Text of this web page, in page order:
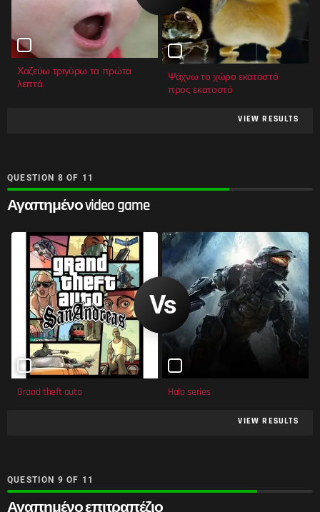
Χαζεύω τριγύρω τα πρώτα
λεπτά
Ψάχνω το χώρο εκατοστό
προς εκατοστό
VIEW RESULTS
QUESTION OF 11
Αγαπημένο video game
Grand theft auto Halo series
VIEW RESULTS
QUESTION OF 11
Αγαπημένο επιτραπέζιο